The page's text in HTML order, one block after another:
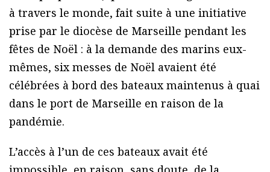
à travers le monde, fait suite à une initiative
prise par le diocèse de Marseille pendant les
fêtes de Noël : à la demande des marins eux-
mêmes, six messes de Noël avaient été
célébrées à bord des bateaux maintenus à quai
dans le port de Marseille en raison de la
pandémie.
L’accès à l’un de ces bateaux avait été